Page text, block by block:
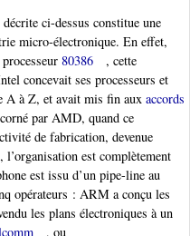
ci-dessus constitue une
micro-électronique. En effet,
80386
, cette
concevait ses processeurs et
A à Z, et avait mis fin aux accords
par AMD, quand ce
de fabrication, devenue
est complètement
est issu d’un pipe-line au
opérateurs : ARM a conçu les
les plans électroniques à un
, ou